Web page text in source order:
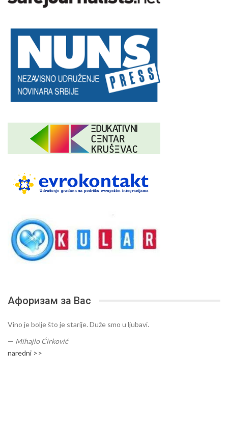
Афоризам за Вас
Vino je bolje što je starije. Duže smo u ljubavi.
— Mihajlo Ćirković
naredni >>